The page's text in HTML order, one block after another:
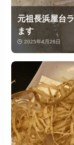
元祖長浜屋台
ます
2025年4月26日